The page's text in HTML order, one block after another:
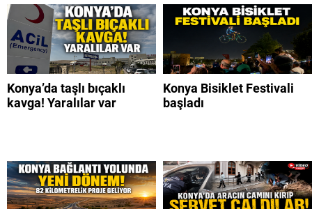
Konya’da taşlı bıçaklı
kavga! Yaralılar var
Konya Bisiklet Festivali
başladı